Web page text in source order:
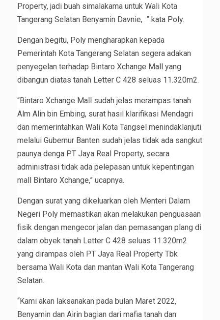
Property, jadi buah simalakama untuk Wali Kota
Tangerang Selatan Benyamin Davnie, ” kata Poly.
Dengan begitu, Poly mengharapkan kepada
Pemerintah Kota Tangerang Selatan segera adakan
penyegelan terhadap Bintaro Xchange Mall yang
dibangun diatas tanah Letter C 428 seluas 11.320m2.
“Bintaro Xchange Mall sudah jelas merampas tanah
Alm Alin bin Embing, surat hasil klarifikasi Mendagri
dan memerintahkan Wali Kota Tangsel menindaklanjuti
melalui Gubernur Banten sudah jelas tidak ada sangkut
paunya denga PT Jaya Real Property, secara
administrasi tidak ada pelepasan untuk kepentingan
mall Bintaro Xchange,” ucapnya.
Dengan surat yang dikeluarkan oleh Menteri Dalam
Negeri Poly memastikan akan melakukan penguasaan
fisik dengan mengecor jalan dan pemasangan plang di
dalam obyek tanah Letter C 428 seluas 11.320m2
yang dirampas oleh PT Jaya Real Property Tbk
bersama Wali Kota dan mantan Wali Kota Tangerang
Selatan.
“Kami akan laksanakan pada bulan Maret 2022,
Benyamin dan Airin bagian dari mafia tanah dan